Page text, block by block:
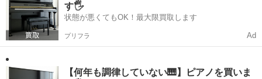
す🖐️
状態が悪くてもOK！最大限買取します
プリフラ Ad
【何年も調律していない🎹】ピアノを買いま